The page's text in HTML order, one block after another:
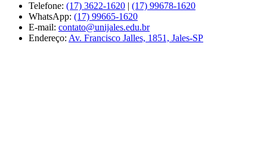
Telefone: (17) 3622-1620 | (17) 99678-1620
WhatsApp: (17) 99665-1620
E-mail: contato@unijales.edu.br
Endereço: Av. Francisco Jalles, 1851, Jales-SP